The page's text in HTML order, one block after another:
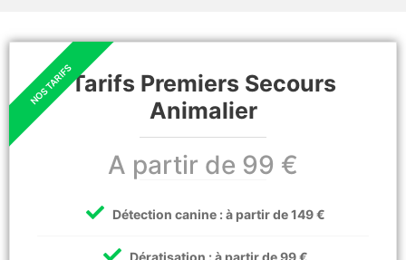
Tarifs Premiers Secours
Animalier
A partir de 99 €
Détection canine : à partir de 149 €